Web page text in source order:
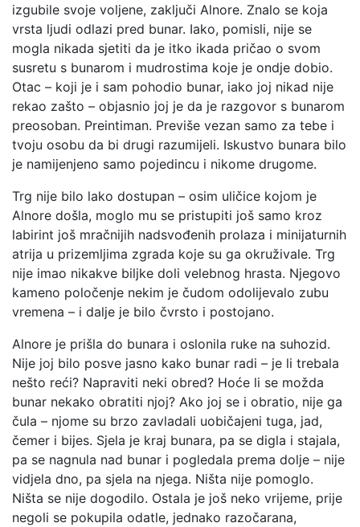
izgubile svoje voljene, zaključi Alnore. Znalo se koja
vrsta ljudi odlazi pred bunar. Iako, pomisli, nije se
mogla nikada sjetiti da je itko ikada pričao o svom
susretu s bunarom i mudrostima koje je ondje dobio.
Otac – koji je i sam pohodio bunar, iako joj nikad nije
rekao zašto – objasnio joj je da je razgovor s bunarom
preosoban. Preintiman. Previše vezan samo za tebe i
tvoju osobu da bi drugi razumijeli. Iskustvo bunara bilo
je namijenjeno samo pojedincu i nikome drugome.
Trg nije bilo lako dostupan – osim uličice kojom je
Alnore došla, moglo mu se pristupiti još samo kroz
labirint još mračnijih nadsvođenih prolaza i minijaturnih
atrija u prizemljima zgrada koje su ga okruživale. Trg
nije imao nikakve biljke doli velebnog hrasta. Njegovo
kameno poločenje nekim je čudom odolijevalo zubu
vremena – i dalje je bilo čvrsto i postojano.
Alnore je prišla do bunara i oslonila ruke na suhozid.
Nije joj bilo posve jasno kako bunar radi – je li trebala
nešto reći? Napraviti neki obred? Hoće li se možda
bunar nekako obratiti njoj? Ako joj se i obratio, nije ga
čula – njome su brzo zavladali uobičajeni tuga, jad,
čemer i bijes. Sjela je kraj bunara, pa se digla i stajala,
pa se nagnula nad bunar i pogledala prema dolje – nije
vidjela dno, pa sjela na njega. Ništa nije pomoglo.
Ništa se nije dogodilo. Ostala je još neko vrijeme, prije
negoli se pokupila odatle, jednako razočarana,